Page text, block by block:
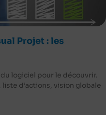
Projet : les
logiciel pour le découvrir.
d’actions, vision globale